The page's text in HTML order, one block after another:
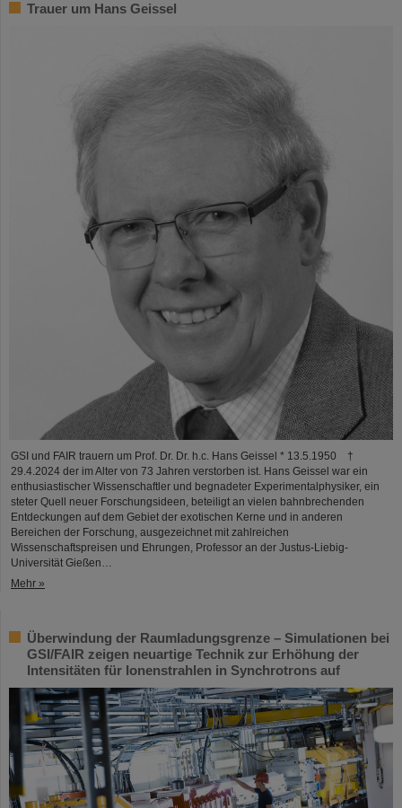
Trauer um Hans Geissel
GSI und FAIR trauern um Prof. Dr. Dr. h.c. Hans Geissel * 13.5.1950 †
29.4.2024 der im Alter von 73 Jahren verstorben ist. Hans Geissel war ein
enthusiastischer Wissenschaftler und begnadeter Experimentalphysiker, ein
steter Quell neuer Forschungsideen, beteiligt an vielen bahnbrechenden
Entdeckungen auf dem Gebiet der exotischen Kerne und in anderen
Bereichen der Forschung, ausgezeichnet mit zahlreichen
Wissenschaftspreisen und Ehrungen, Professor an der Justus-Liebig-
Universität Gießen…
Mehr »
Überwindung der Raumladungsgrenze – Simulationen bei
GSI/FAIR zeigen neuartige Technik zur Erhöhung der
Intensitäten für Ionenstrahlen in Synchrotrons auf